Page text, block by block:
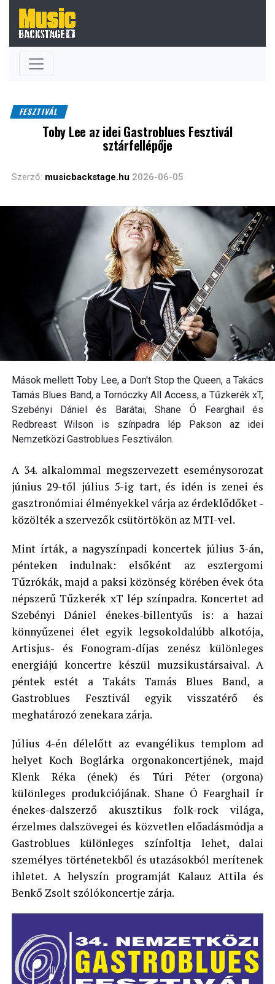
FESZTIVÁL
Toby Lee az idei Gastroblues Fesztivál
sztárfellépője
Szerző: musicbackstage.hu 2026-06-05
Mások mellett Toby Lee, a Don't Stop the Queen, a Takács
Tamás Blues Band, a Tornóczky All Access, a Tűzkerék xT,
Szebényi Dániel és Barátai, Shane Ó Fearghail és
Redbreast Wilson is színpadra lép Pakson az idei
Nemzetközi Gastroblues Fesztiválon.
A 34. alkalommal megszervezett eseménysorozat
június 29-től július 5-ig tart, és idén is zenei és
gasztronómiai élményekkel várja az érdeklődőket -
közölték a szervezők csütörtökön az MTI-vel.
Mint írták, a nagyszínpadi koncertek július 3-án,
pénteken indulnak: elsőként az esztergomi
Tűzrókák, majd a paksi közönség körében évek óta
népszerű Tűzkerék xT lép színpadra. Koncertet ad
Szebényi Dániel énekes-billentyűs is: a hazai
könnyűzenei élet egyik legsokoldalúbb alkotója,
Artisjus- és Fonogram-díjas zenész különleges
energiájú koncertre készül muzsikustársaival. A
péntek estét a Takáts Tamás Blues Band, a
Gastroblues Fesztivál egyik visszatérő és
meghatározó zenekara zárja.
Július 4-én délelőtt az evangélikus templom ad
helyet Koch Boglárka orgonakoncertjének, majd
Klenk Réka (ének) és Túri Péter (orgona)
különleges produkciójának. Shane Ó Fearghail ír
énekes-dalszerző akusztikus folk-rock világa,
érzelmes dalszövegei és közvetlen előadásmódja a
Gastroblues különleges színfoltja lehet, dalai
személyes történetekből és utazásokból merítenek
ihletet. A helyszín programját Kalauz Attila és
Benkő Zsolt szólókoncertje zárja.